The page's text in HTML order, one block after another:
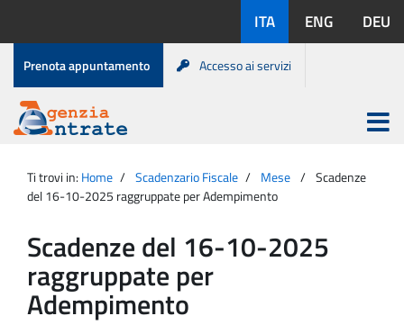
contenuto
disponibili:
ITA ENG DEU
Menu
di
servizio
Prenota appuntamento Accesso ai servizi
Agenzia
Entrate
Apri
menu
principale
Ti trovi in: Home Scadenzario Fiscale Mese
Scadenze
del 16-10-2025 raggruppate per Adempimento
Scadenze del 16-10-2025
raggruppate per
Adempimento